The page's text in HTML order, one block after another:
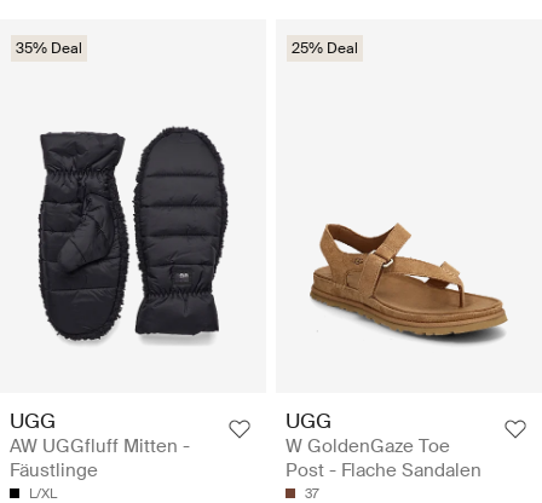
35% Deal
UGG
AW UGGfluff Mitten -
Fäustlinge
L/XL
25% Deal
UGG
W GoldenGaze Toe
Post - Flache Sandalen
37